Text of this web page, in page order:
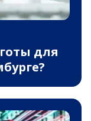
для